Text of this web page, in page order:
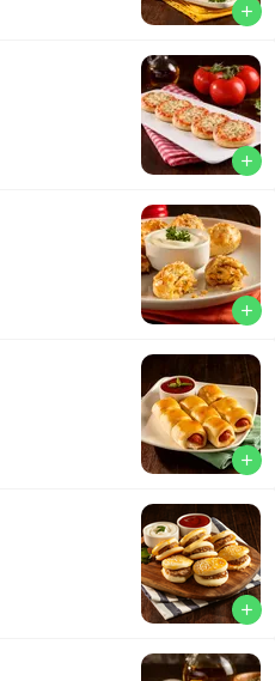
add
add
add
add
add